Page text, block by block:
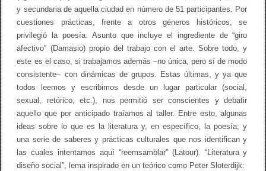
y secundaria de aquella ciudad en número de 51 participantes. Por
cuestiones prácticas, frente a otros géneros históricos, se
privilegió la poesía. Asunto que incluye el ingrediente de “giro
afectivo” (Damasio) propio del trabajo con el arte. Sobre todo, y
este es el caso, si trabajamos además –no única, pero sí de modo
consistente– con dinámicas de grupos. Estas últimas, y ya que
todos leemos y escribimos desde un lugar particular (social,
sexual, retórico, etc.), nos permitió ser conscientes y debatir
aquello que por anticipado traíamos al taller. Entre esto, algunas
ideas sobre lo que es la literatura y, en específico, la poesía; y
una serie de saberes y prácticas culturales que nos identifican y
las cuales intentamos aquí “reemsamblar” (Latour). “Literatura y
diseño social”, lema inspirado en un teórico como Peter Sloterdijk: